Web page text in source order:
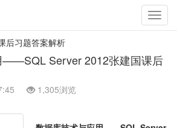
后习题答案解析
——SQL Server 2012张建国课后
1,305浏览